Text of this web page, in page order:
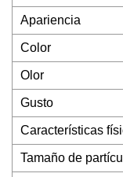
Apariencia
Color
Olor
Gusto
Características
Tamaño de